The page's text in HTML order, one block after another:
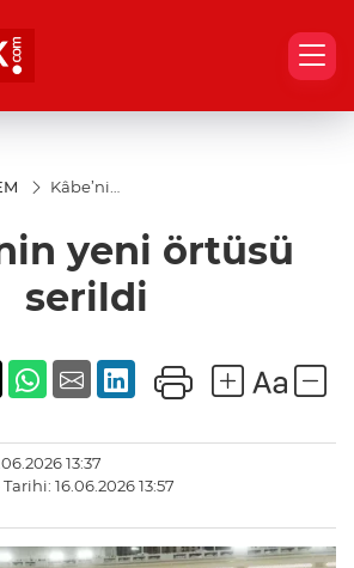
Kâbe’nin
serildiyeni örtüsü
serildi
13:37
16.06.2026 13:57